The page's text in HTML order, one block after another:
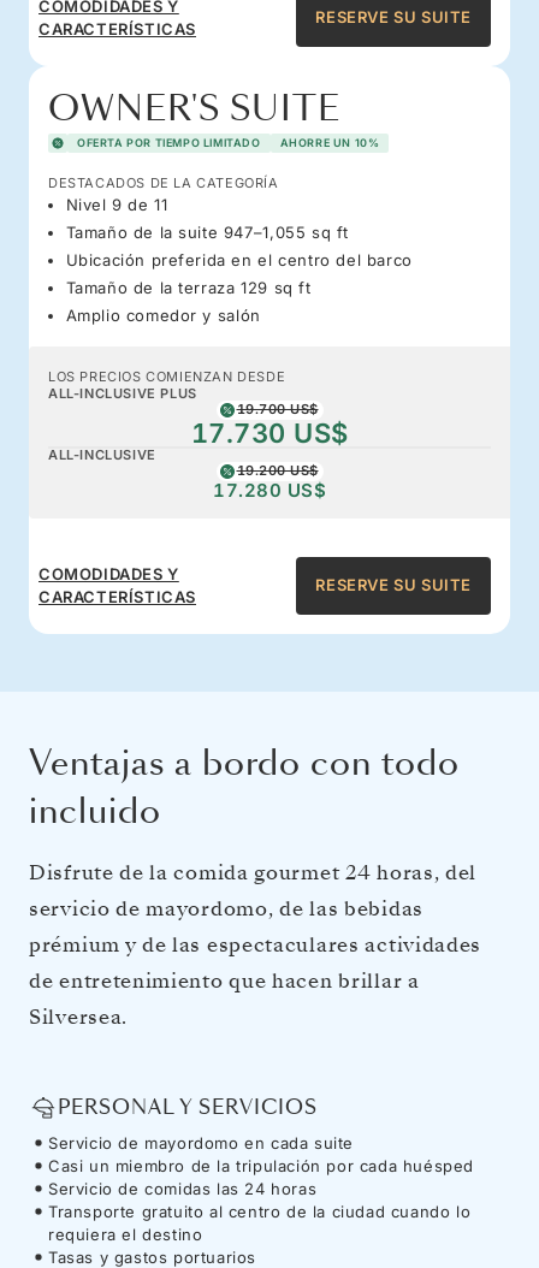
COMODIDADES Y
CARACTERÍSTICAS
RESERVE SU SUITE
OWNER'S SUITE
OFERTA POR TIEMPO LIMITADO AHORRE UN 10%
DESTACADOS DE LA CATEGORÍA
Nivel 9 de 11
Tamaño de la suite 947–1,055 sq ft
Ubicación preferida en el centro del barco
Tamaño de la terraza 129 sq ft
Amplio comedor y salón
LOS PRECIOS COMIENZAN DESDE
ALL-INCLUSIVE PLUS
19.700 US$
17.730 US$
ALL-INCLUSIVE
19.200 US$
17.280 US$
COMODIDADES Y
CARACTERÍSTICAS
RESERVE SU SUITE
Ventajas a bordo con todo
incluido
Disfrute de la comida gourmet 24 horas, del
servicio de mayordomo, de las bebidas
prémium y de las espectaculares actividades
de entretenimiento que hacen brillar a
Silversea.
PERSONAL Y SERVICIOS
Servicio de mayordomo en cada suite
Casi un miembro de la tripulación por cada huésped
Servicio de comidas las 24 horas
Transporte gratuito al centro de la ciudad cuando lo
requiera el destino
Tasas y gastos portuarios